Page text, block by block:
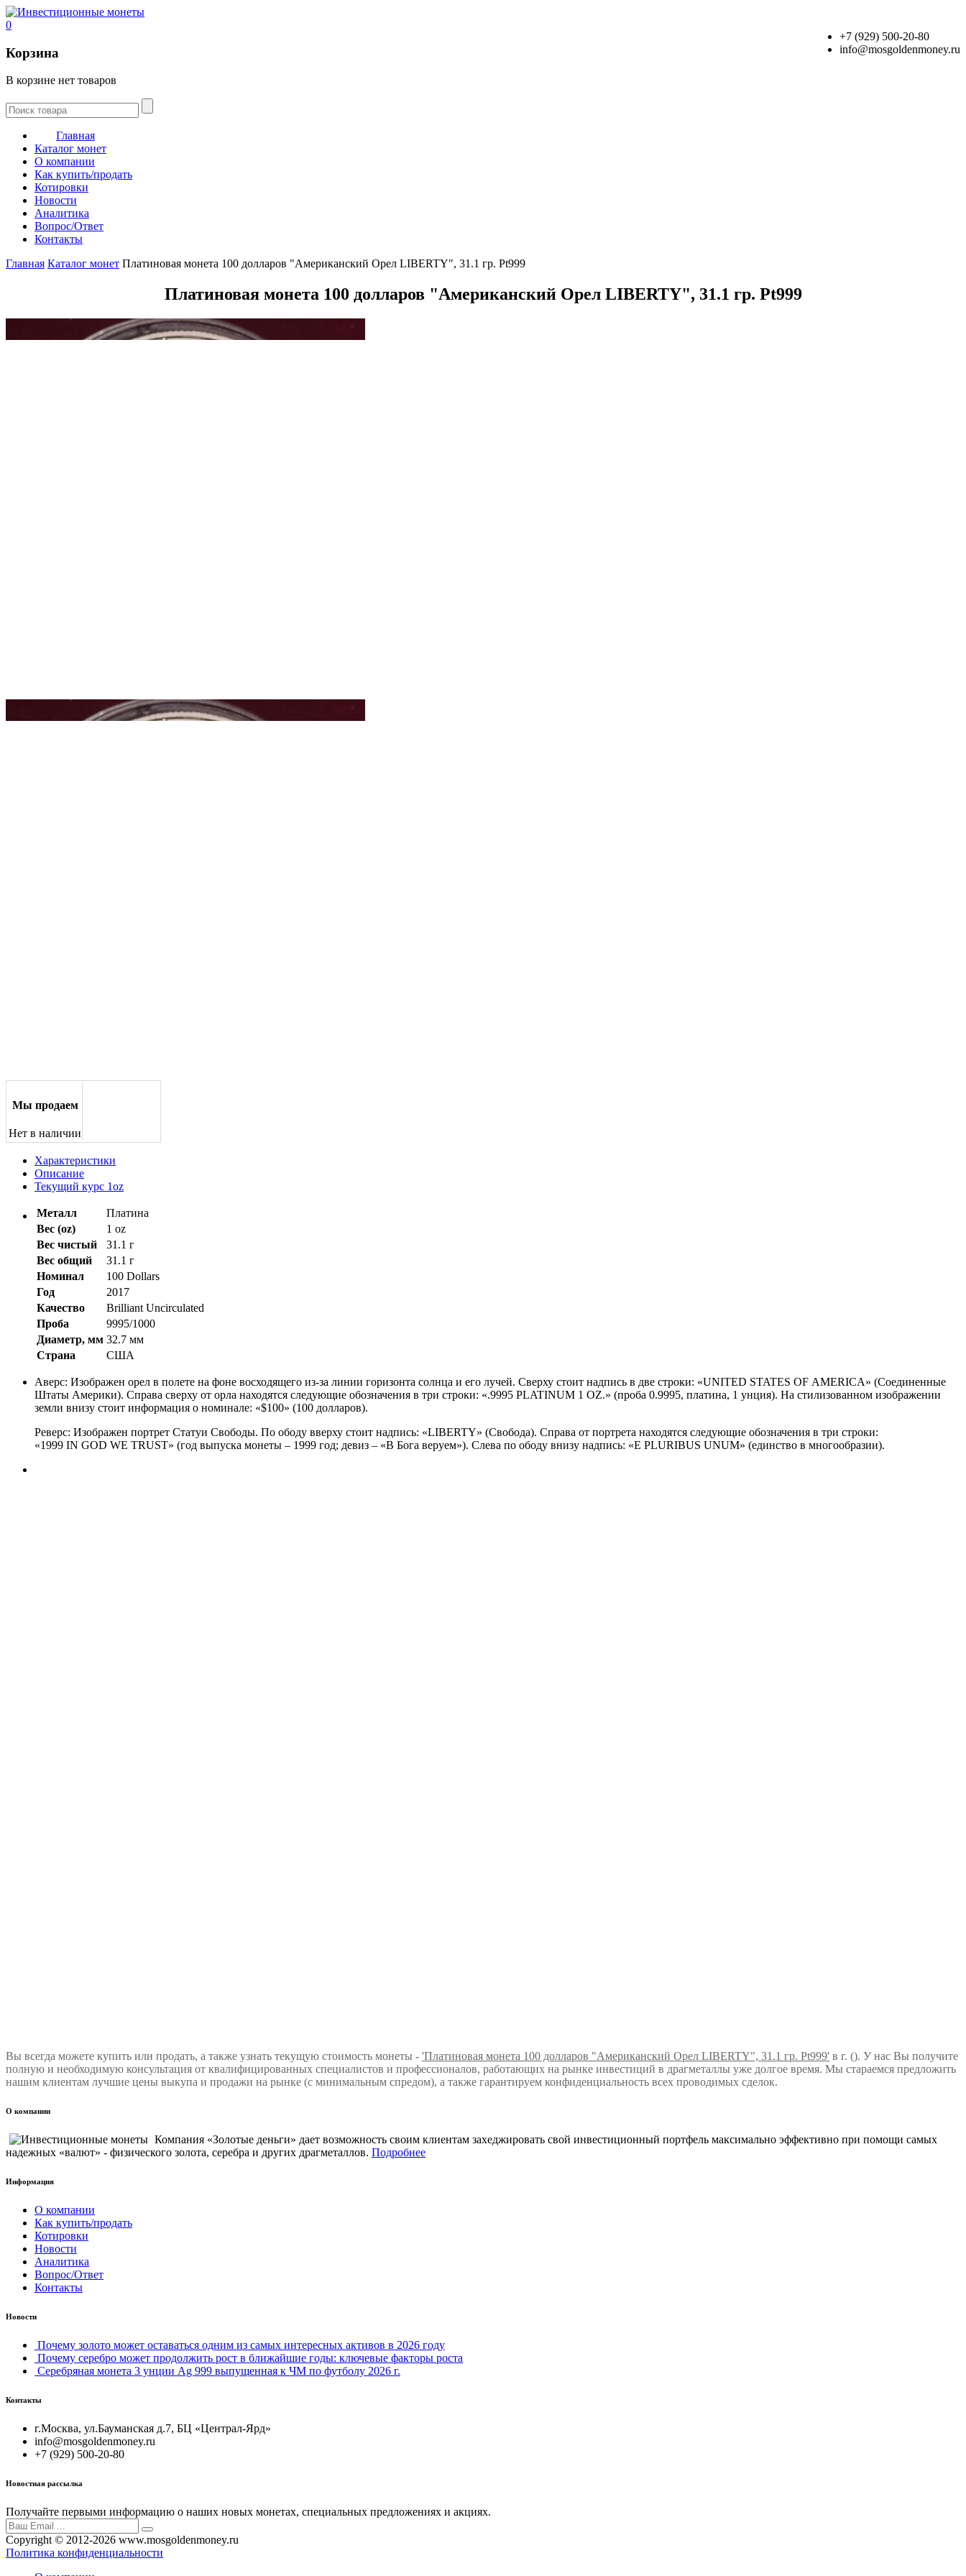
+7 (929) 500-20-80
info@mosgoldenmoney.ru
0
Корзина
В корзине нет товаров
Главная
Каталог монет
О компании
Как купить/продать
Котировки
Новости
Аналитика
Вопрос/Ответ
Контакты
Главная Каталог монет Платиновая монета 100 долларов "Американский Орел LIBERTY", 31.1 гр. Pt999
Платиновая монета 100 долларов "Американский Орел LIBERTY", 31.1 гр. Pt999
Мы продаем
Нет в наличии
Характеристики
Описание
Текущий курс 1oz
Металл
Платина
Вес (oz)
1 oz
Вес чистый
31.1 г
Вес общий
31.1 г
Номинал
100 Dollars
Год
2017
Качество
Brilliant Uncirculated
Проба
9995/1000
Диаметр, мм 32.7 мм
Страна
США
Аверс: Изображен орел в полете на фоне восходящего из-за линии горизонта солнца и его лучей. Сверху стоит надпись в две строки: «UNITED STATES OF AMERICA» (Соединенные
Штаты Америки). Справа сверху от орла находятся следующие обозначения в три строки: «.9995 PLATINUM 1 OZ.» (проба 0.9995, платина, 1 унция). На стилизованном изображении
земли внизу стоит информация о номинале: «$100» (100 долларов).
Реверс: Изображен портрет Статуи Свободы. По ободу вверху стоит надпись: «LIBERTY» (Свобода). Справа от портрета находятся следующие обозначения в три строки:
«1999 IN GOD WE TRUST» (год выпуска монеты – 1999 год; девиз – «В Бога веруем»). Слева по ободу внизу надпись: «E PLURIBUS UNUM» (единство в многообразии).
Вы всегда можете купить или продать, а также узнать текущую стоимость монеты - 'Платиновая монета 100 долларов "Американский Орел LIBERTY", 31.1 гр. Pt999' в г. (). У нас Вы получите
полную и необходимую консультация от квалифицированных специалистов и профессионалов, работающих на рынке инвестиций в драгметаллы уже долгое время. Мы стараемся предложить
нашим клиентам лучшие цены выкупа и продажи на рынке (с минимальным спредом), а также гарантируем конфиденциальность всех проводимых сделок.
О компании
Компания «Золотые деньги» дает возможность своим клиентам захеджировать свой инвестиционный портфель максимально эффективно при помощи самых
надежных «валют» - физического золота, серебра и других драгметаллов. Подробнее
Информация
О компании
Как купить/продать
Котировки
Новости
Аналитика
Вопрос/Ответ
Контакты
Новости
Почему золото может оставаться одним из самых интересных активов в 2026 году
Почему серебро может продолжить рост в ближайшие годы: ключевые факторы роста
Серебряная монета 3 унции Ag 999 выпущенная к ЧМ по футболу 2026 г.
Контакты
г.Москва, ул.Бауманская д.7, БЦ «Централ-Ярд»
info@mosgoldenmoney.ru
+7 (929) 500-20-80
Новостная рассылка
Получайте первыми информацию о наших новых монетах, специальных предложениях и акциях.
Copyright © 2012-2026 www.mosgoldenmoney.ru
Политика конфиденциальности